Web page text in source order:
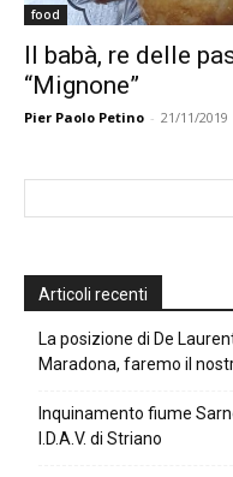
food
Il babà, re delle
“Mignone”
Pier Paolo Petino - 21/11/2019
Articoli recenti
La posizione di De
Maradona, faremo il
Inquinamento fiume
I.D.A.V. di Striano